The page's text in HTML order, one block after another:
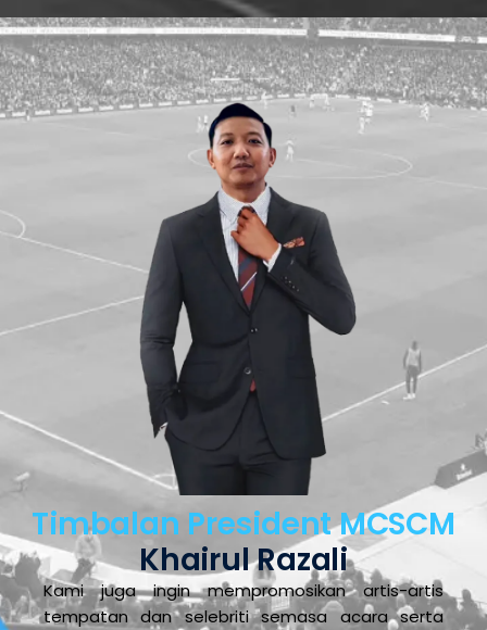
Timbalan President MCSCM
Khairul Razali
Kami juga ingin mempromosikan artis-artis
tempatan dan selebriti semasa acara serta